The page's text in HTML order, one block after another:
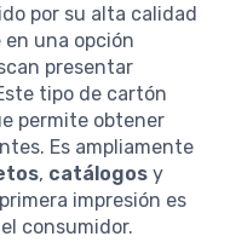
por su alta calidad
una opción
presentar
tipo de cartón
permite obtener
Es ampliamente
, catálogos y
impresión es
consumidor.